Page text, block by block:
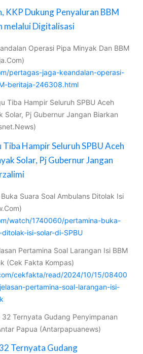
KKP Dukung Penyaluran BBM
melalui Digitalisasi
Operasi Pipa Minyak Dan BBM
pertagas-jaga-keandalan-operasi-
beritaja-246308.html
Tiba Hampir Seluruh SPBU Aceh
Solar, Pj Gubernur Jangan Biarkan
Hampir Seluruh SPBU Aceh
Solar, Pj Gubernur Jangan
Suara Soal Ambulans Ditolak Isi
watch/1740060/pertamina-buka-
isi-solar-di-SPBU
Pertamina Soal Larangan Isi BBM
(Cek Fakta Kompas)
cekfakta/read/2024/10/15/08400
pertamina-soal-larangan-isi-
32 Ternyata Gudang Penyimpanan
Papua (Antarpapuanews)
Ternyata Gudang